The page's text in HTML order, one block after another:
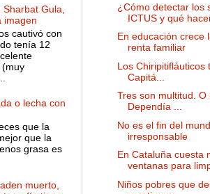
Sharbat Gula,
imagen
cautivó con
tenía 12
o lecha con
que la
que la
grasa es
muerto,
¿Cómo detectar los
ICTUS y qué
En educación crece
renta familiar
Los Chiripitifláuticos
Capitá...
Tres son multitud. O
Dependía ...
No es el fin del
irresponsable
En Cataluña cuesta
ventanas para
Niños pobres que